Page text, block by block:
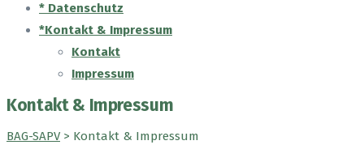
* Datenschutz
*Kontakt & Impressum
Kontakt
Impressum
Kontakt & Impressum
BAG-SAPV > Kontakt & Impressum